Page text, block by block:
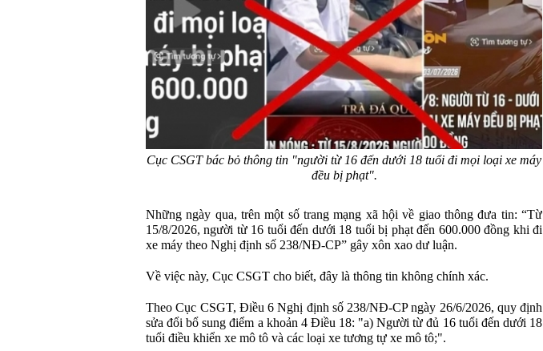
Cục CSGT bác bỏ thông tin "người từ 16 đến dưới 18 tuổi đi mọi loại xe máy
đều bị phạt".
Những ngày qua, trên một số trang mạng xã hội về giao thông đưa tin: “Từ
15/8/2026, người từ 16 tuổi đến dưới 18 tuổi bị phạt đến 600.000 đồng khi đi
xe máy theo Nghị định số 238/NĐ-CP” gây xôn xao dư luận.
Về việc này, Cục CSGT cho biết, đây là thông tin không chính xác.
Theo Cục CSGT, Điều 6 Nghị định số 238/NĐ-CP ngày 26/6/2026, quy định
sửa đổi bổ sung điểm a khoản 4 Điều 18: "a) Người từ đủ 16 tuổi đến dưới 18
tuổi điều khiển xe mô tô và các loại xe tương tự xe mô tô;".